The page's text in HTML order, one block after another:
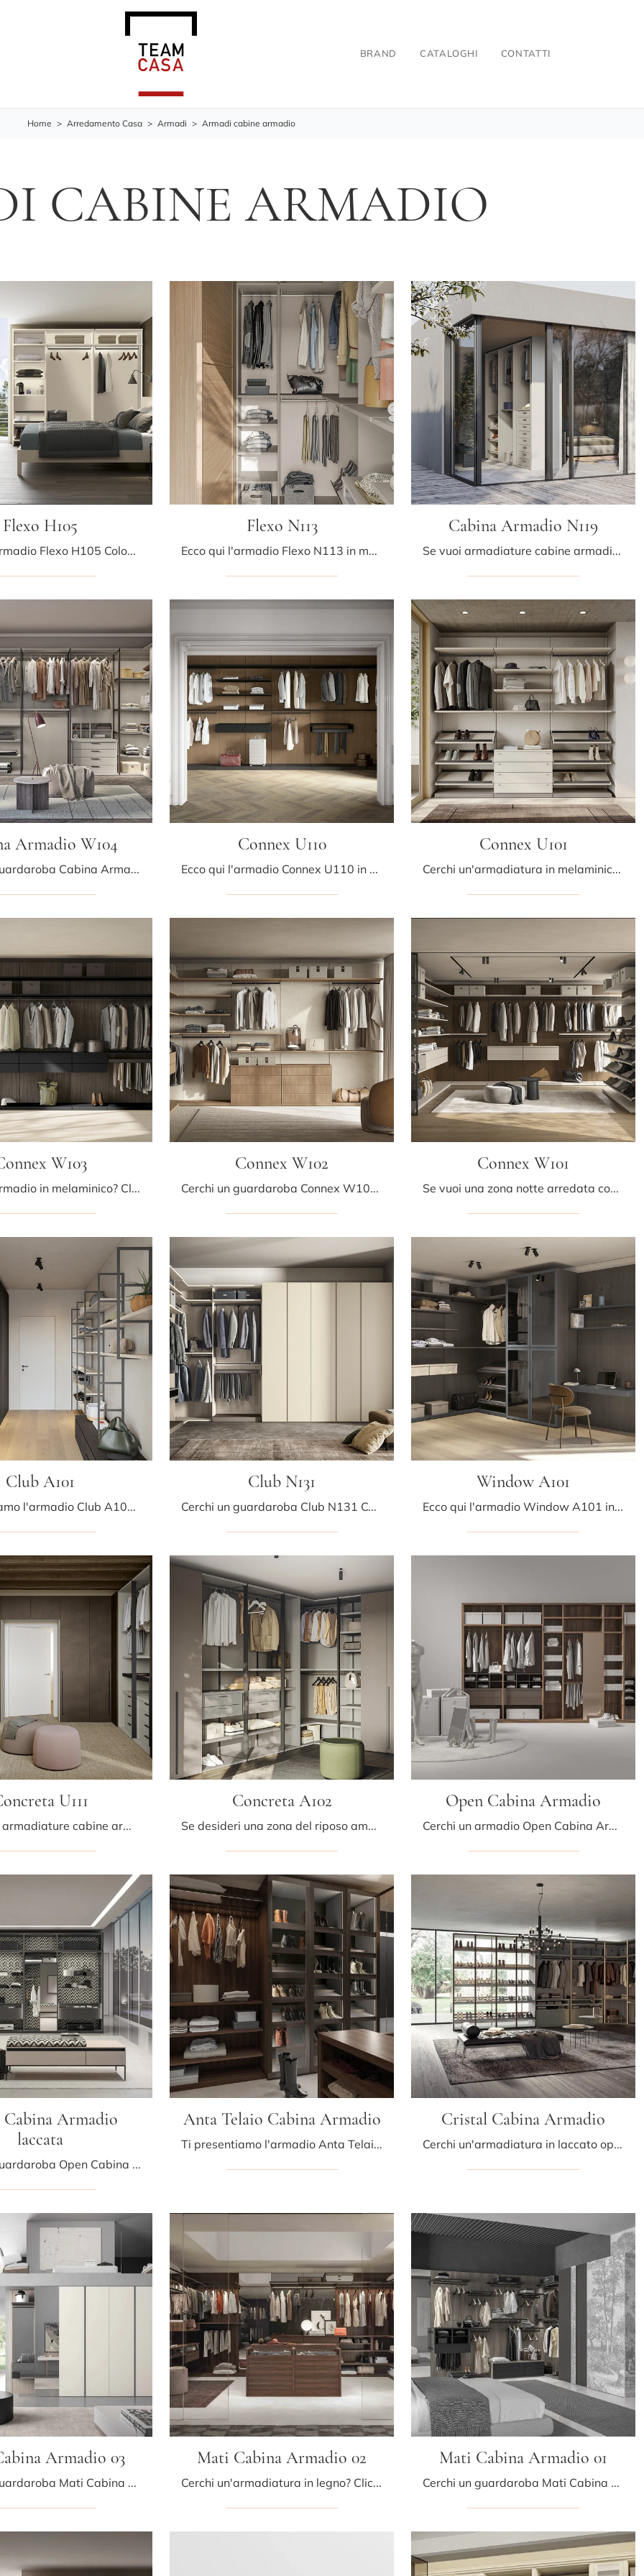
BRAND CATALOGHI CONTATTI
Home > Arredamento Casa > Armadi > Armadi cabine armadio
CABINE ARMADIO
Flexo H105
Cerchi un armadio Flexo H105 Colombini Casa? Clicca subito! Gli armadi cabine armadio con ante scorrevoli ti aspettano.
Flexo N113
Ecco qui l'armadio Flexo N113 in melaminico di Colombini Casa! Un ricco catalogo di armadi cabine armadio con ante battenti.
Cabina Armadio N119
Se vuoi armadiature cabine armadio con ante scorrevoli, clicca e scopri l'armadio Cabina Armadio N119 di Colombini Casa in melaminico.
Armadio W104
Cerchi un guardaroba Cabina Armadio W104 Colombini Casa? Clicca subito! Gli armadi cabine armadio con ante scorrevoli ti attendono.
Connex U110
Ecco qui l'armadio Connex U110 in melaminico di Colombini Casa! Una ricca gamma di armadi cabine armadio con ante scorrevoli.
Connex U101
Cerchi un'armadiatura in melaminico? Clicca e scopri armadiature cabine armadio con ante scorrevoli di Colombini Casa.
W103
Cerchi un armadio in melaminico? Clicca e scopri armadiature cabine armadio con ante scorrevoli di Colombini Casa.
Connex W102
Cerchi un guardaroba Connex W102 Colombini Casa? Clicca subito! Gli armadi cabine armadio con ante scorrevoli ti aspettano.
Connex W101
Se vuoi una zona notte arredata con gusto, scegli l'armadio Connex W101 con ante scorrevoli di Colombini Casa!
Club A101
Ti presentiamo l'armadio Club A101 in melaminico di Colombini Casa! Un ricco catalogo di armadi cabine armadio con ante battenti.
Club N131
Cerchi un guardaroba Club N131 Colombini Casa? Clicca subito! Gli armadi cabine armadio con ante battenti ti attendono.
Window A101
Ecco qui l'armadio Window A101 in melaminico di Colombini Casa! Un ricco catalogo di armadi cabine armadio con ante battenti.
U111
Se desideri armadiature cabine armadio con ante battenti, clicca e scopri l'armadio Concreta U111 di Colombini Casa in melaminico.
Concreta A102
Se desideri una zona del riposo ammobiliata al meglio, scegli l'armadio Concreta A102 con ante battenti di Colombini Casa!
Open Cabina Armadio
Cerchi un armadio Open Cabina Armadio Tumidei? Clicca subito! Gli armadi cabine armadio con ante scorrevoli ti aspettano.
Cabina Armadio
laccata
Cerchi un guardaroba Open Cabina Armadio laccata Tumidei? Clicca subito! Gli armadi cabine armadio con ante scorrevoli ti attendono.
Anta Telaio Cabina Armadio
Ti presentiamo l'armadio Anta Telaio Cabina Armadio in melaminico di Tumidei! Una ricca gamma di armadi cabine armadio con ante battenti.
Cristal Cabina Armadio
Cerchi un'armadiatura in laccato opaco? Clicca e scopri armadi cabine armadio con ante scorrevoli di Tumidei.
Armadio 03
Cerchi un guardaroba Mati Cabina Armadio 03 Tumidei? Clicca subito! Gli armadi cabine armadio con ante battenti ti attendono.
Mati Cabina Armadio 02
Cerchi un'armadiatura in legno? Clicca e scopri armadiature cabine armadio con ante scorrevoli di Tumidei.
Mati Cabina Armadio 01
Cerchi un guardaroba Mati Cabina Armadio 01 Tumidei? Clicca subito! Gli armadi cabine armadio con ante scorrevoli ti attendono.